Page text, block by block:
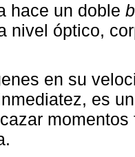
hace un doble
nivel óptico,
en su
es